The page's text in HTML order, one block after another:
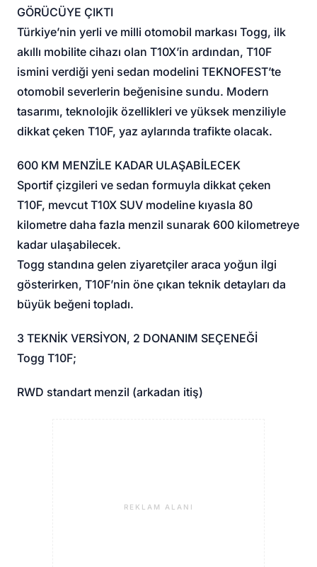
GÖRÜCÜYE ÇIKTI
Türkiye’nin yerli ve milli otomobil markası Togg, ilk
akıllı mobilite cihazı olan T10X’in ardından, T10F
ismini verdiği yeni sedan modelini TEKNOFEST’te
otomobil severlerin beğenisine sundu. Modern
tasarımı, teknolojik özellikleri ve yüksek menziliyle
dikkat çeken T10F, yaz aylarında trafikte olacak.
600 KM MENZİLE KADAR ULAŞABİLECEK
Sportif çizgileri ve sedan formuyla dikkat çeken
T10F, mevcut T10X SUV modeline kıyasla 80
kilometre daha fazla menzil sunarak 600 kilometreye
kadar ulaşabilecek.
Togg standına gelen ziyaretçiler araca yoğun ilgi
gösterirken, T10F’nin öne çıkan teknik detayları da
büyük beğeni topladı.
3 TEKNİK VERSİYON, 2 DONANIM SEÇENEĞİ
Togg T10F;
RWD standart menzil (arkadan itiş)
REKLAM ALANI